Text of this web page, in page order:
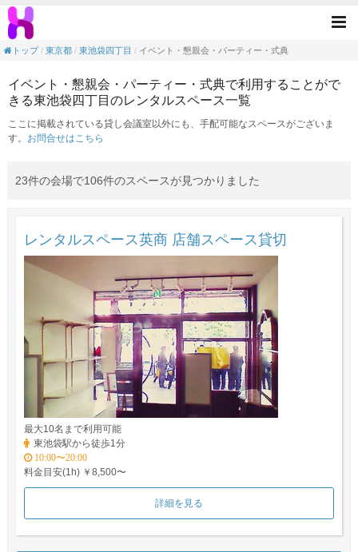
イベント・懇親会・パーティー・式典の
トップ
東京都 東池袋四丁目 イベント・懇親会・パーティー・式典
イベント・懇親会・パーティー・式典で利用することがで
きる東池袋四丁目のレンタルスペース一覧
ここに掲載されている貸し会議室以外にも、手配可能なスペースがございま
す。 お問合せはこちら
23件の会場で106件のスペースが見つかりました
レンタルスペース英商 店舗スペース貸切
最大10名まで利用可能
東池袋駅から徒歩1分
10:00〜20:00
料金目安(1h) ￥8,500〜
詳細を見る